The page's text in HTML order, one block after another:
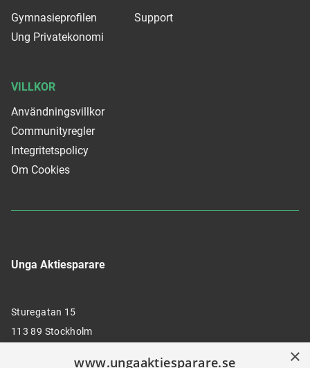
Unga Aktiesparare
Sturegatan 15
113 89 Stockholm
Gymnasieprofilen
Ung Privatekonomi
Support
VILLKOR
Användningsvillkor
Communityregler
Integritetspolicy
Om Cookies
×
www.ungaaktiesparare.se